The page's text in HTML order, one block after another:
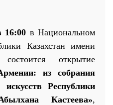
16:00 в Национальном
Казахстан имени
открытие
из собрания
Республики
Кастеева»,